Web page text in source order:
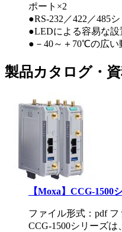
ポート×2
●RS-232／422／485
●LEDによる容易な
●－40～＋70℃の広い
製品カタログ・
【Moxa】CCG-1500
ファイル形式：pdf
CCG-1500シリーズ